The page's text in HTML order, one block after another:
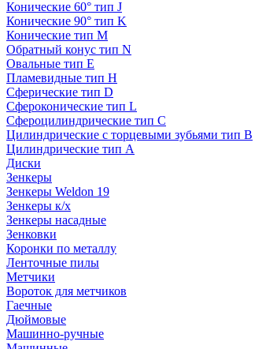
Конические 60° тип J
Конические 90° тип K
Конические тип M
Обратный конус тип N
Овальные тип E
Пламевидные тип H
Сферические тип D
Сфероконические тип L
Сфероцилиндрические тип C
Цилиндрические с торцевыми зубьями тип B
Цилиндрические тип А
Диски
Зенкеры
Зенкеры Weldon 19
Зенкеры к/х
Зенкеры насадные
Зенковки
Коронки по металлу
Ленточные пилы
Метчики
Вороток для метчиков
Гаечные
Дюймовые
Машинно-ручные